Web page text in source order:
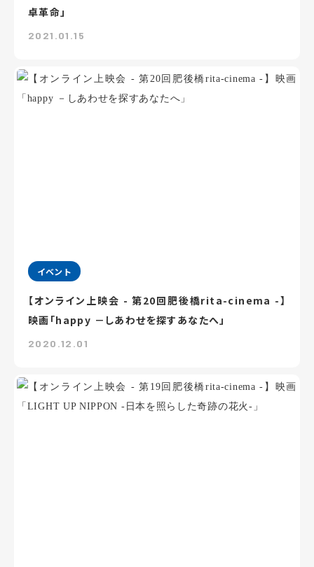
卓革命」
2021.01.15
イベント
【オンライン上映会 - 第20回肥後橋rita-cinema -】
映画「happy －しあわせを探すあなたへ」
2020.12.01